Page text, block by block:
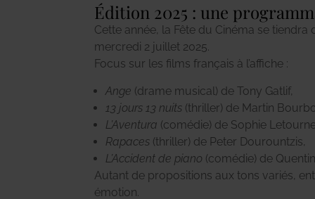
Édition 2025 : une
Cette année, la Fête du Cinéma se tiendra
mercredi 2 juillet 2025.
Focus sur les films français à l’affiche :
Ange (drame musical) de Tony Gatlif,
13 jours 13 nuits (thriller) de Martin
L’Aventura (comédie) de Sophie
Rapaces (thriller) de Peter Dourountzis,
L’Accident de piano (comédie) de
Autant de propositions aux tons variés,
émotion.